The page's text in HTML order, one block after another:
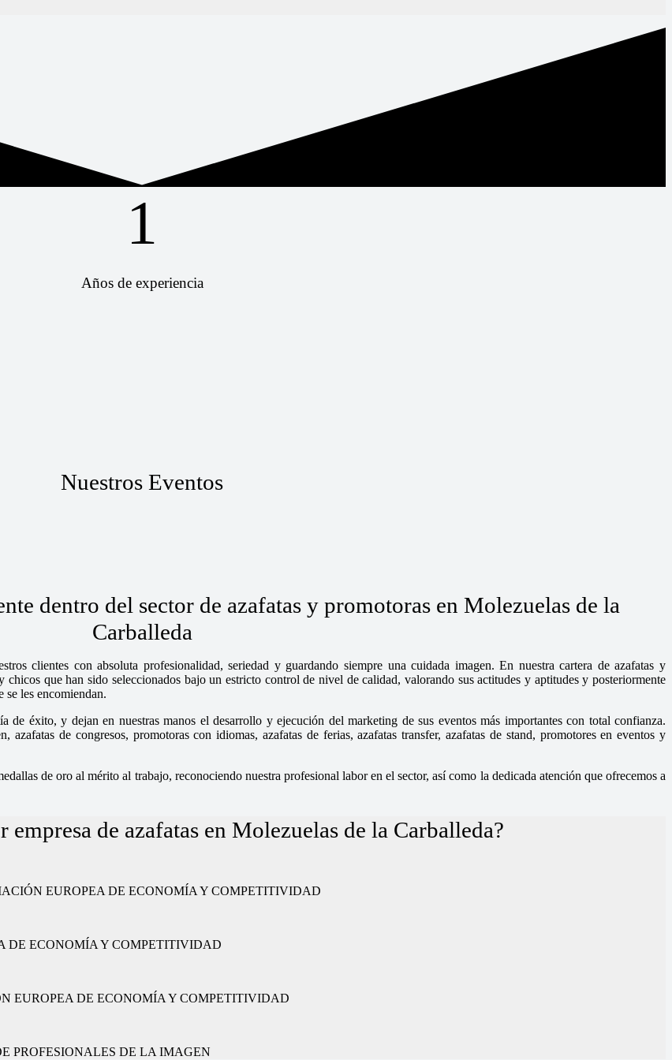
1
Años de experiencia
Nuestros Eventos
dentro del sector de azafatas y promotoras en Molezuelas de la
Carballeda
clientes con absoluta profesionalidad, seriedad y guardando siempre una cuidada imagen. En nuestra cartera de azafatas y
que han sido seleccionados bajo un estricto control de nivel de calidad, valorando sus actitudes y aptitudes y posteriormente
se les encomiendan.
de éxito, y dejan en nuestras manos el desarrollo y ejecución del marketing de sus eventos más importantes con total confianza.
de congresos, promotoras con idiomas, azafatas de ferias, azafatas transfer, azafatas de stand, promotores en eventos y
de oro al mérito al trabajo, reconociendo nuestra profesional labor en el sector, así como la dedicada atención que ofrecemos a
empresa de azafatas en Molezuelas de la Carballeda?
EUROPEA DE ECONOMÍA Y COMPETITIVIDAD
DE ECONOMÍA Y COMPETITIVIDAD
EUROPEA DE ECONOMÍA Y COMPETITIVIDAD
PROFESIONALES DE LA IMAGEN